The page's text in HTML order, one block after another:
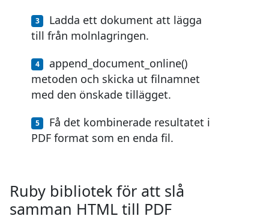
Ladda ett dokument att lägga
till från molnlagringen.
append_document_online()
metoden och skicka ut filnamnet
med den önskade tillägget.
Få det kombinerade resultatet i
PDF format som en enda fil.
Ruby bibliotek för att slå
samman HTML till PDF